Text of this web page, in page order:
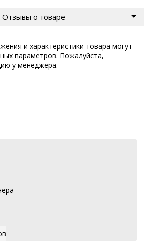
Отзывы о товаре
и характеристики товара могут
параметров. Пожалуйста,
у менеджера.